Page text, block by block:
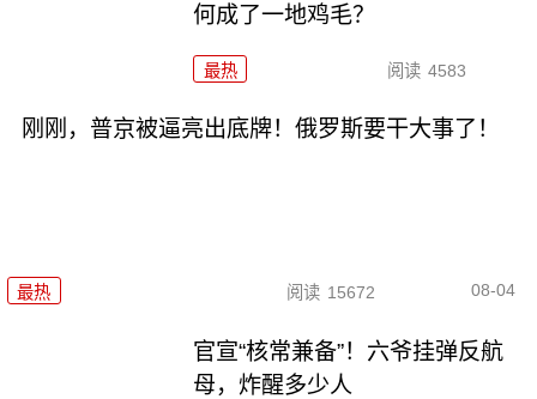
何成了一地鸡毛？
最热 阅读 4583
刚刚，普京被逼亮出底牌！俄罗斯要干大事了！
最热 阅读 15672 08-04
官宣“核常兼备”！六爷挂弹反航
母，炸醒多少人